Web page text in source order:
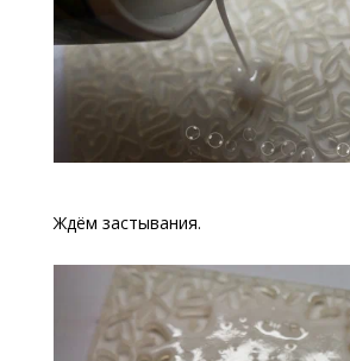
Ждём застывания.